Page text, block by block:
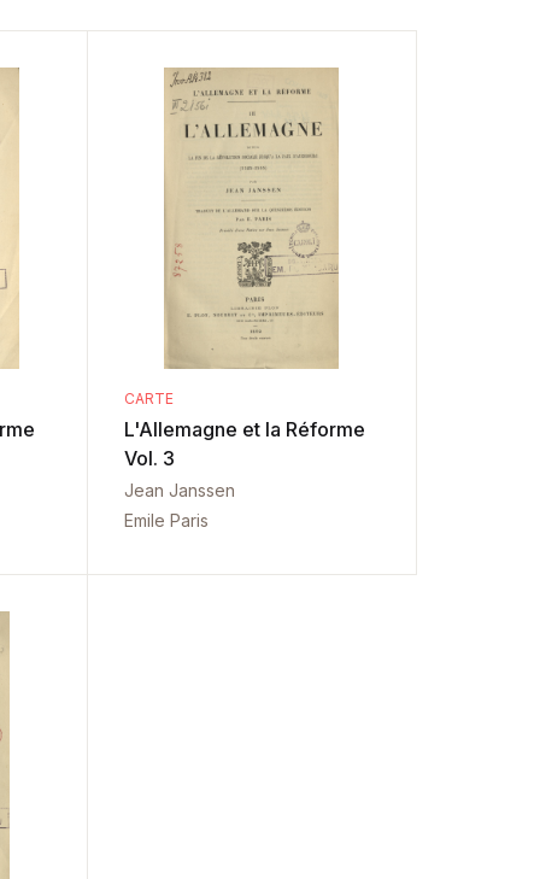
CARTE
L'Allemagne et la Réforme
Vol. 3
Jean Janssen
Emile Paris